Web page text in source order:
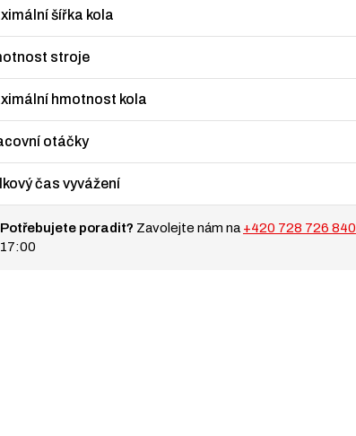
šířka kola
stroje
hmotnost kola
otáčky
čas vyvážení
Potřebujete poradit? Zavolejte nám na +420 728 726 840
17:00